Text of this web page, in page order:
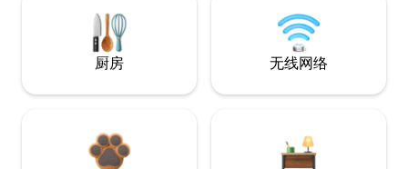
厨房 无线网络